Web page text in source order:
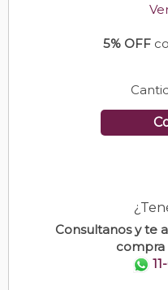
5% OFF
Consultanos y te
compra